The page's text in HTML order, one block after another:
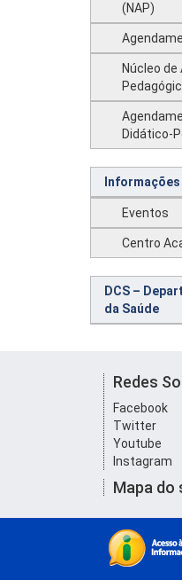
(NAP)
Núcleo
Didático-
Eventos
Centro
DCS –
da Saúde
Redes
Facebook
Twitter
Youtube
Instagram
Mapa do